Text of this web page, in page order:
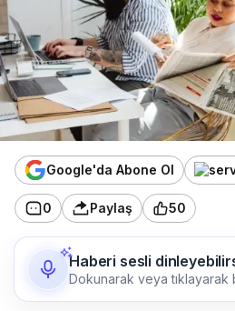
Google'da Abone Ol
0 Paylaş 50
Haberi sesli
Dokunarak veya tıklayarak